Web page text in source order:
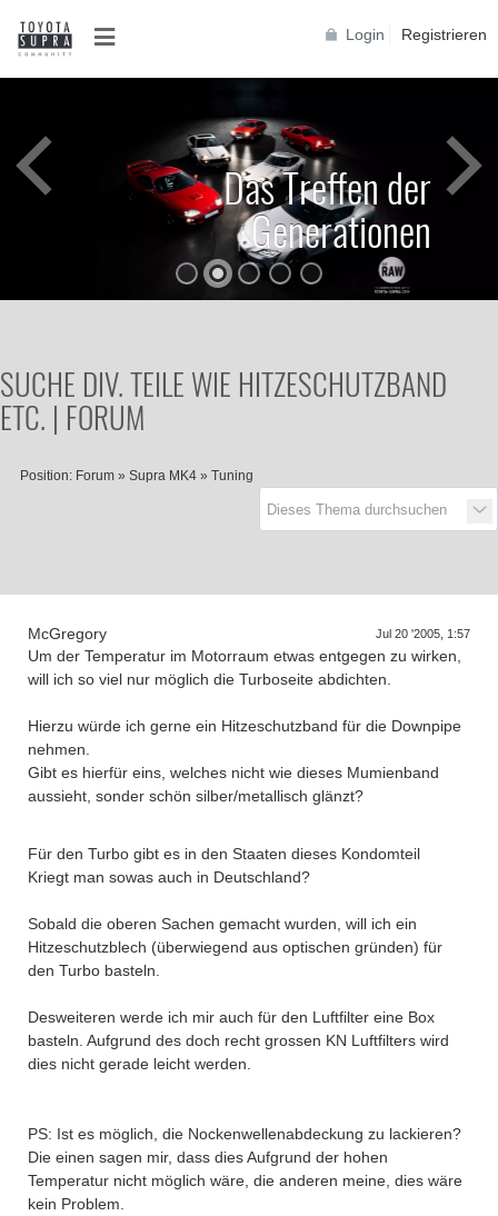
Login Registrieren
D
a
s
T
r
e
f
f
e
n
d
e
r
G
e
n
e
r
a
t
i
o
n
e
n
Das Treffen der
Generationen
SUCHE DIV. TEILE WIE HITZESCHUTZBAND
ETC. | FORUM
Position: Forum » Supra MK4 » Tuning
McGregory Jul 20 '2005, 1:57
Um der Temperatur im Motorraum etwas entgegen zu wirken,
will ich so viel nur möglich die Turboseite abdichten.
Hierzu würde ich gerne ein Hitzeschutzband für die Downpipe
nehmen.
Gibt es hierfür eins, welches nicht wie dieses Mumienband
aussieht, sonder schön silber/metallisch glänzt?
Für den Turbo gibt es in den Staaten dieses Kondomteil
Kriegt man sowas auch in Deutschland?
Sobald die oberen Sachen gemacht wurden, will ich ein
Hitzeschutzblech (überwiegend aus optischen gründen) für
den Turbo basteln.
Desweiteren werde ich mir auch für den Luftfilter eine Box
basteln. Aufgrund des doch recht grossen KN Luftfilters wird
dies nicht gerade leicht werden.
PS: Ist es möglich, die Nockenwellenabdeckung zu lackieren?
Die einen sagen mir, dass dies Aufgrund der hohen
Temperatur nicht möglich wäre, die anderen meine, dies wäre
kein Problem.